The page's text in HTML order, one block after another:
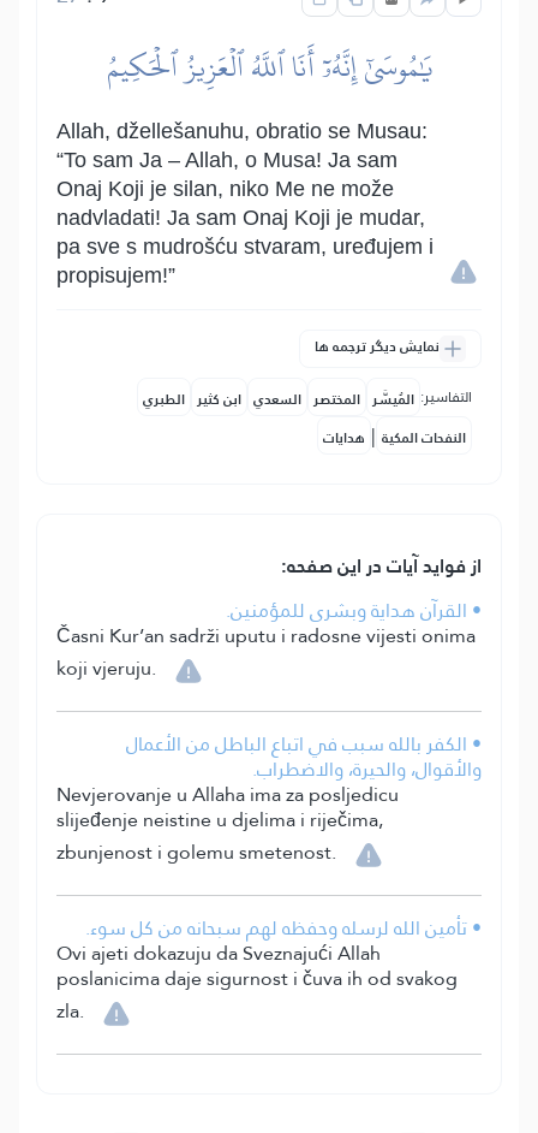
يَٰمُوسَىٰٓ إِنَّهُۥٓ أَنَا ٱللَّهُ ٱلۡعَزِيزُ ٱلۡحَكِيمُ
Allah, džellešanuhu, obratio se Musau:
“To sam Ja – Allah, o Musa! Ja sam
Onaj Koji je silan, niko Me ne može
nadvladati! Ja sam Onaj Koji je mudar,
pa sve s mudrošću stvaram, uređujem i
propisujem!”
نمایش دیگر ترجمه ها
التفاسير: المُيسَّر المختصر السعدي ابن كثير الطبري
النفحات المكية | هدايات
از فواید آیات در این صفحه:
• القرآن هداية وبشرى للمؤمنين.
Časni Kur’an sadrži uputu i radosne vijesti onima
koji vjeruju.
• الكفر بالله سبب في اتباع الباطل من الأعمال
والأقوال، والحيرة، والاضطراب.
Nevjerovanje u Allaha ima za posljedicu
slijeđenje neistine u djelima i riječima,
zbunjenost i golemu smetenost.
• تأمين الله لرسله وحفظه لهم سبحانه من كل سوء.
Ovi ajeti dokazuju da Sveznajući Allah
poslanicima daje sigurnost i čuva ih od svakog
zla.